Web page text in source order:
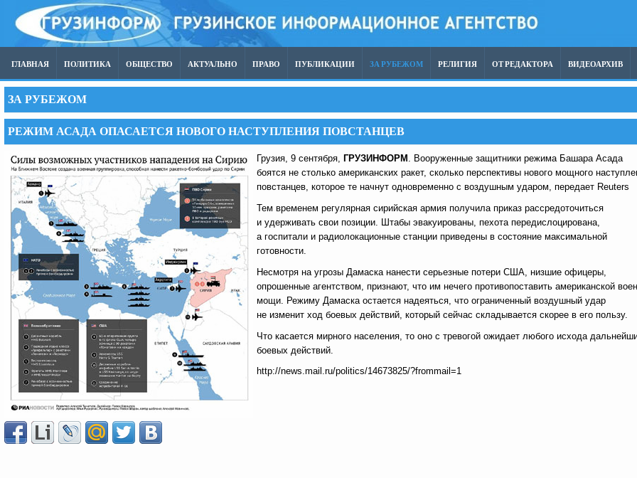
ГЛАВНАЯ ПОЛИТИКА ОБЩЕСТВО АКТУАЛЬНО ПРАВО ПУБЛИКАЦИИ ЗА РУБЕЖОМ РЕЛИГИЯ ОТ РЕДАКТОРА ВИДЕОАРХИВ
ЗА РУБЕЖОМ
РЕЖИМ АСАДА ОПАСАЕТСЯ НОВОГО НАСТУПЛЕНИЯ ПОВСТАНЦЕВ
Грузия, 9 сентября, ГРУЗИНФОРМ . Вооруженные защитники режима Башара Асада
боятся не столько американских ракет, сколько перспективы нового мощного
повстанцев, которое те начнут одновременно с воздушным ударом, передает Reuters
Тем временем регулярная сирийская армия получила приказ рассредоточиться
и удерживать свои позиции. Штабы эвакуированы, пехота передислоцирована,
а госпитали и радиолокационные станции приведены в состояние максимальной
готовности.
Несмотря на угрозы Дамаска нанести серьезные потери США, низшие офицеры,
опрошенные агентством, признают, что им нечего противопоставить американской
мощи. Режиму Дамаска остается надеяться, что ограниченный воздушный удар
не изменит ход боевых действий, который сейчас складывается скорее в его пользу.
Что касается мирного населения, то оно с тревогой ожидает любого исхода
боевых действий.
http://news.mail.ru/politics/14673825/?frommail=1